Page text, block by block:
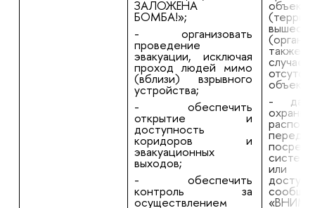
ЗАЛОЖЕНА
БОМБА!»;
- организовать
проведение
эвакуации, исключая
проход людей мимо
(вблизи) взрывного
устройства;
- обеспечить
открытие и
доступность
коридоров и
эвакуационных
выходов;
- обеспечить
контроль за
осуществлением
объекта
также
- дать
охраны
или